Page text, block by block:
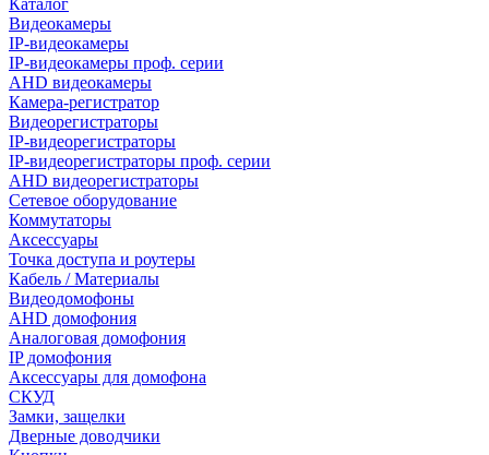
Каталог
Видеокамеры
IP-видеокамеры
IP-видеокамеры проф. серии
AHD видеокамеры
Камера-регистратор
Видеорегистраторы
IP-видеорегистраторы
IP-видеорегистраторы проф. серии
AHD видеорегистраторы
Сетевое оборудование
Коммутаторы
Аксессуары
Точка доступа и роутеры
Кабель / Материалы
Видеодомофоны
AHD домофония
Аналоговая домофония
IP домофония
Аксессуары для домофона
СКУД
Замки, защелки
Дверные доводчики